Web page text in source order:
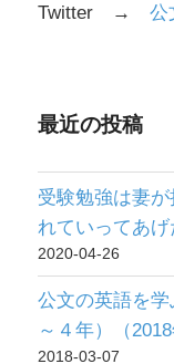
Twitter → 公
最近の投稿
受験勉強は妻
れていってあげ
2020-04-26
公文の英語を
～４年）（2018
2018-03-07